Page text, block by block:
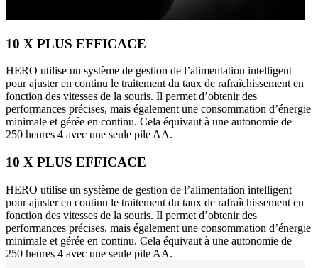
10 X PLUS EFFICACE
HERO utilise un système de gestion de l’alimentation intelligent
pour ajuster en continu le traitement du taux de rafraîchissement en
fonction des vitesses de la souris. Il permet d’obtenir des
performances précises, mais également une consommation d’énergie
minimale et gérée en continu. Cela équivaut à une autonomie de
250 heures 4 avec une seule pile AA.
10 X PLUS EFFICACE
HERO utilise un système de gestion de l’alimentation intelligent
pour ajuster en continu le traitement du taux de rafraîchissement en
fonction des vitesses de la souris. Il permet d’obtenir des
performances précises, mais également une consommation d’énergie
minimale et gérée en continu. Cela équivaut à une autonomie de
250 heures 4 avec une seule pile AA.